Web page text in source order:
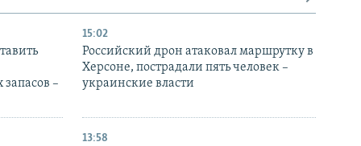
–
15:02
Российский дрон атаковал маршрутку в
Херсоне, пострадали пять человек –
украинские власти
13:58